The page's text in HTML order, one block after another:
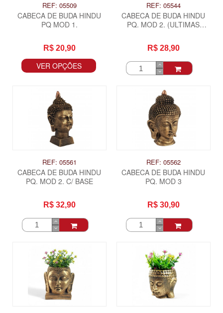
REF: 05509
CABECA DE BUDA HINDU
PQ MOD 1.
R$ 20,90
VER OPÇÕES
REF: 05544
CABECA DE BUDA HINDU
PQ. MOD 2. (ULTIMAS
R$ 28,90
REF: 05561
CABECA DE BUDA HINDU
PQ. MOD 2. C/ BASE
R$ 32,90
REF: 05562
CABECA DE BUDA HINDU
PQ. MOD 3
R$ 30,90